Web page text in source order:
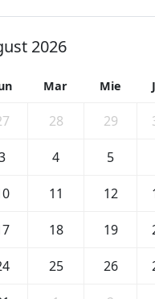
2026
Mar Mie
28 29
4 5
11 12
18 19
25 26